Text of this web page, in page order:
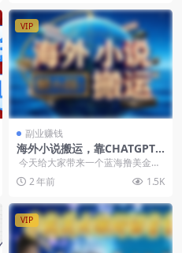
VIP
副业赚钱
海外小说搬运，靠CHATGPT
搬运
今天给大家带来一个蓝海撸美金的
项目，仅需复制粘贴，利用chatgp
t... 2 年前 1.5K
VIP